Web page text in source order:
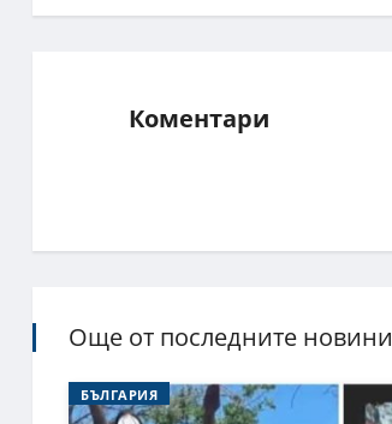
Коментари
Още от последните новини
БЪЛГАРИЯ